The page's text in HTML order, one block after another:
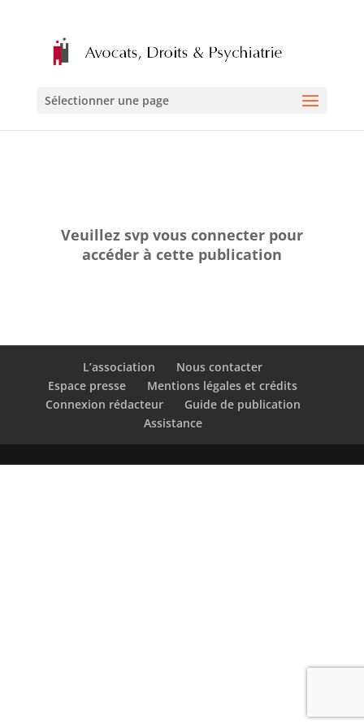
Sélectionner une page
Veuillez svp vous connecter pour
accéder à cette publication
L’association
Nous contacter
Espace presse
Mentions légales et crédits
Connexion rédacteur
Guide de publication
Assistance